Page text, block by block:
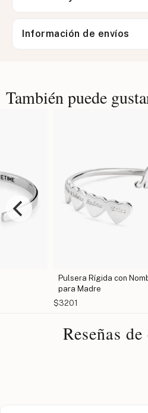
Información de envíos
También puede
Pulsera Rígida con
para Madre
$3201
Reseñas